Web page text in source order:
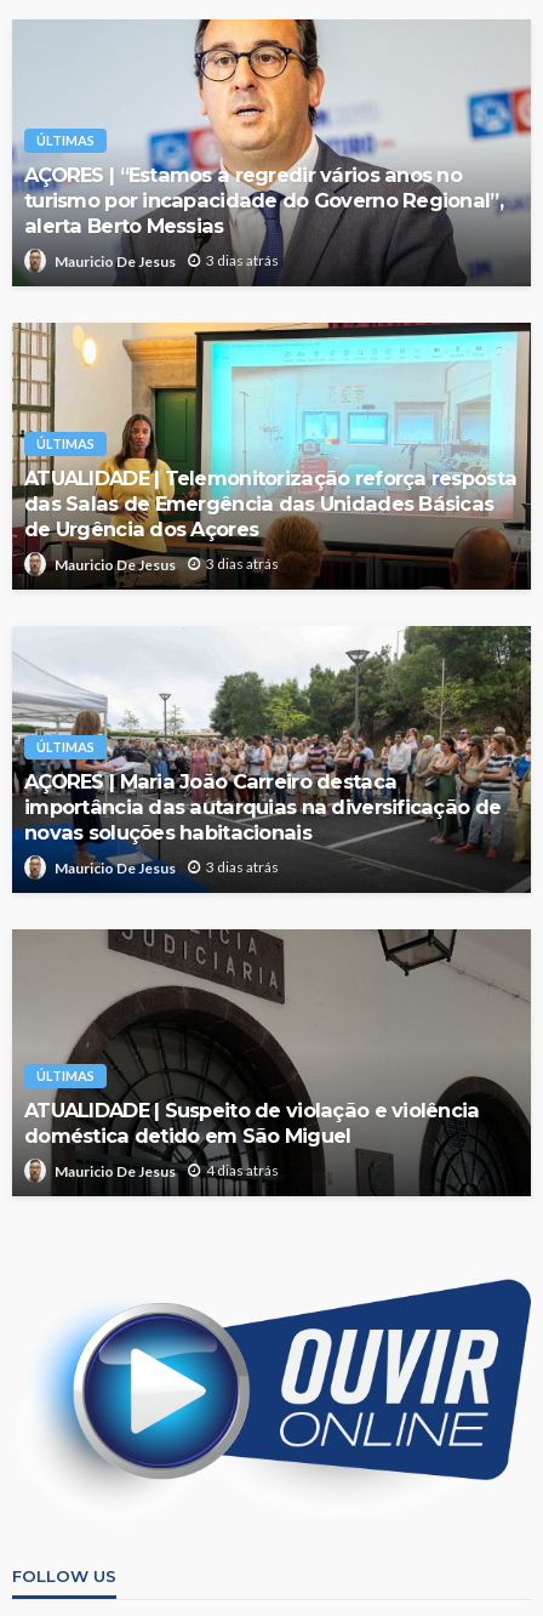
ÚLTIMAS
AÇORES | “Estamos a regredir vários anos no
turismo por incapacidade do Governo Regional”,
alerta Berto Messias
Mauricio De Jesus 3 dias atrás
ÚLTIMAS
ATUALIDADE | Telemonitorização reforça resposta
das Salas de Emergência das Unidades Básicas
de Urgência dos Açores
Mauricio De Jesus 3 dias atrás
ÚLTIMAS
AÇORES | Maria João Carreiro destaca
importância das autarquias na diversificação de
novas soluções habitacionais
Mauricio De Jesus 3 dias atrás
ÚLTIMAS
ATUALIDADE | Suspeito de violação e violência
doméstica detido em São Miguel
Mauricio De Jesus 4 dias atrás
FOLLOW US